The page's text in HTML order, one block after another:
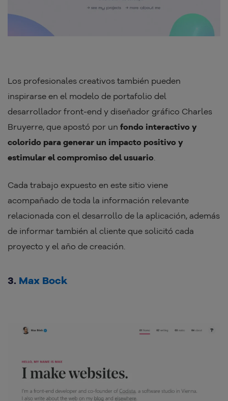
Los profesionales creativos también pueden
inspirarse en el modelo de portafolio del
desarrollador front-end y diseñador gráfico Charles
Bruyerre, que apostó por un fondo interactivo y
colorido para generar un impacto positivo y
estimular el compromiso del usuario.
Cada trabajo expuesto en este sitio viene
acompañado de toda la información relevante
relacionada con el desarrollo de la aplicación, además
de informar también al cliente que solicitó cada
proyecto y el año de creación.
3. Max Bock